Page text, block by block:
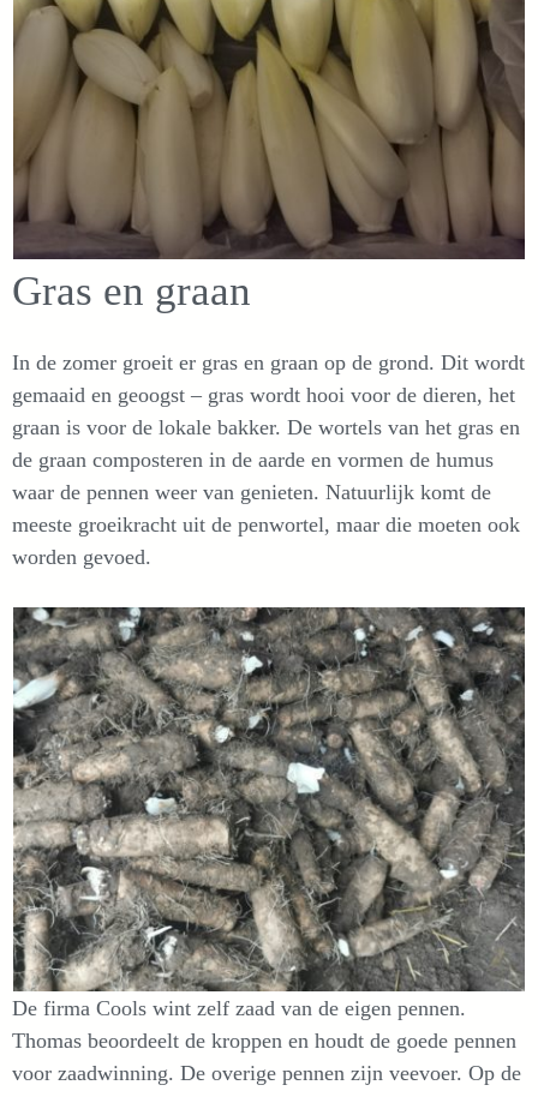
Gras en graan
In de zomer groeit er gras en graan op de grond. Dit wordt
gemaaid en geoogst – gras wordt hooi voor de dieren, het
graan is voor de lokale bakker. De wortels van het gras en
de graan composteren in de aarde en vormen de humus
waar de pennen weer van genieten. Natuurlijk komt de
meeste groeikracht uit de penwortel, maar die moeten ook
worden gevoed.
De firma Cools wint zelf zaad van de eigen pennen.
Thomas beoordeelt de kroppen en houdt de goede pennen
voor zaadwinning. De overige pennen zijn veevoer. Op de